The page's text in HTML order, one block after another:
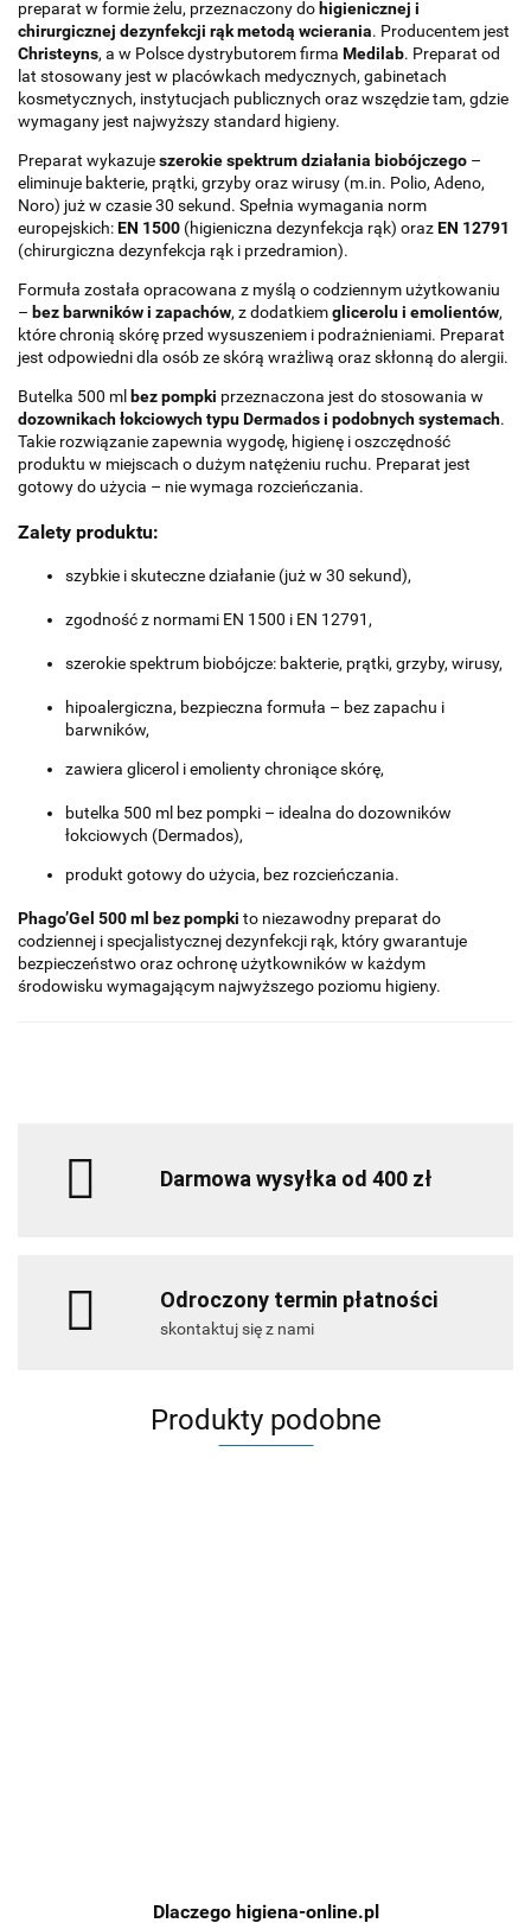
preparat w formie żelu, przeznaczony do higienicznej i
chirurgicznej dezynfekcji rąk metodą wcierania. Producentem jest
Christeyns, a w Polsce dystrybutorem firma Medilab. Preparat od
lat stosowany jest w placówkach medycznych, gabinetach
kosmetycznych, instytucjach publicznych oraz wszędzie tam, gdzie
wymagany jest najwyższy standard higieny.
Preparat wykazujeszerokie spektrum działania biobójczego –
eliminuje bakterie, prątki, grzyby oraz wirusy (m.in. Polio, Adeno,
Noro) już w czasie 30 sekund. Spełnia wymagania norm
europejskich:EN 1500 (higieniczna dezynfekcja rąk) orazEN 12791
(chirurgiczna dezynfekcja rąk i przedramion).
Formuła została opracowana z myślą o codziennym użytkowaniu
– bez barwników i zapachów, z dodatkiemglicerolu i emolientów,
które chronią skórę przed wysuszeniem i podrażnieniami. Preparat
jest odpowiedni dla osób ze skórą wrażliwą oraz skłonną do alergii.
Butelka 500 ml bez pompki przeznaczona jest do stosowania w
dozownikach łokciowych typu Dermados i podobnych systemach.
Takie rozwiązanie zapewnia wygodę, higienę i oszczędność
produktu w miejscach o dużym natężeniu ruchu. Preparat jest
gotowy do użycia – nie wymaga rozcieńczania.
Zalety produktu:
szybkie i skuteczne działanie (już w 30 sekund),
zgodność z normami EN 1500 i EN 12791,
szerokie spektrum biobójcze: bakterie, prątki, grzyby, wirusy,
hipoalergiczna, bezpieczna formuła – bez zapachu i
barwników,
zawiera glicerol i emolienty chroniące skórę,
butelka 500 ml bez pompki – idealna do dozowników
łokciowych (Dermados),
produkt gotowy do użycia, bez rozcieńczania.
Phago’Gel 500 ml bez pompki to niezawodny preparat do
codziennej i specjalistycznej dezynfekcji rąk, który gwarantuje
bezpieczeństwo oraz ochronę użytkowników w każdym
środowisku wymagającym najwyższego poziomu higieny.
Darmowa wysyłka od 400 zł
Odroczony termin płatności
skontaktuj się z nami
Produkty podobne
Dlaczego higiena-online.pl